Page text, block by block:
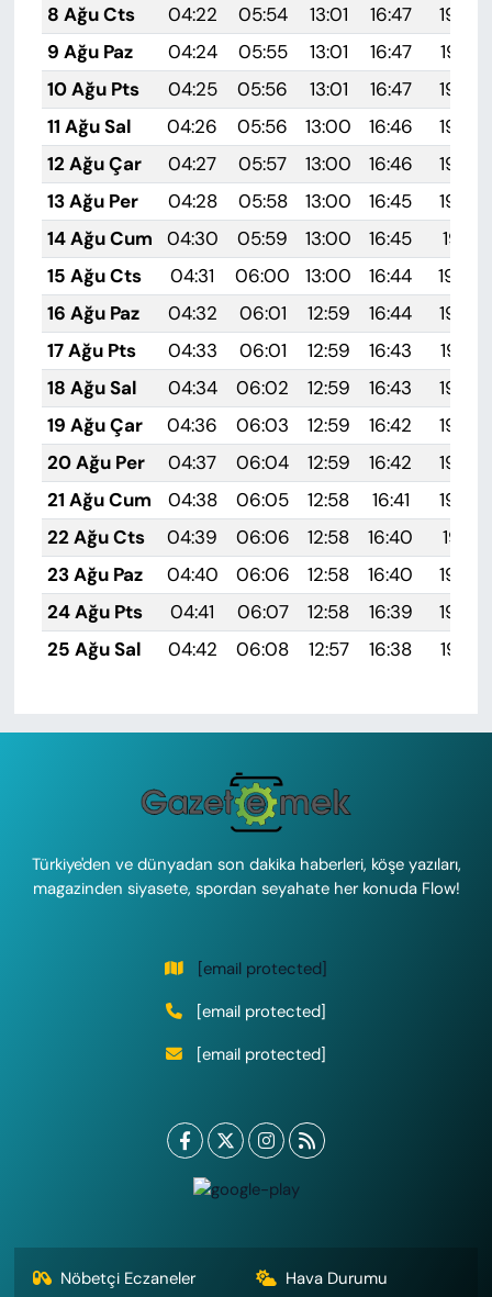
8 Ağu Cts
04:22 05:54 13:01 16:47
19:58
9 Ağu Paz
04:24 05:55 13:01 16:47
19:57
10 Ağu Pts
04:25 05:56 13:01 16:47
19:55
11 Ağu Sal
04:26 05:56 13:00 16:46
19:54
12 Ağu Çar
04:27 05:57 13:00 16:46
19:53
13 Ağu Per
04:28 05:58 13:00 16:45
19:52
14 Ağu Cum
04:30 05:59 13:00 16:45
19:51
15 Ağu Cts
04:31 06:00 13:00 16:44
19:50
16 Ağu Paz
04:32 06:01 12:59 16:44
19:48
17 Ağu Pts
04:33 06:01 12:59 16:43
19:47
18 Ağu Sal
04:34 06:02 12:59 16:43
19:46
19 Ağu Çar
04:36 06:03 12:59 16:42
19:45
20 Ağu Per
04:37 06:04 12:59 16:42
19:43
21 Ağu Cum
04:38 06:05 12:58 16:41
19:42
22 Ağu Cts
04:39 06:06 12:58 16:40
19:41
23 Ağu Paz
04:40 06:06 12:58 16:40
19:39
24 Ağu Pts
04:41 06:07 12:58 16:39
19:38
25 Ağu Sal
04:42 06:08 12:57 16:38 19:37
Türkiye'den ve dünyadan son dakika haberleri, köşe yazıları,
magazinden siyasete, spordan seyahate her konuda Flow!
[email protected]
[email protected]
[email protected]
Nöbetçi Eczaneler Hava Durumu